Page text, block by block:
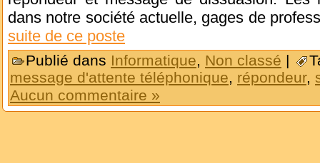
dans notre société actuelle, gages de
suite de ce poste
Publié dans Informatique, Non classé |
message d'attente téléphonique, répondeur,
Aucun commentaire »